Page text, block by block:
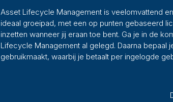
Asset Lifecycle Management is veelomvattend
ideaal groeipad, met een op punten gebaseerd
inzetten wanneer jij eraan toe bent. Ga je in de
Lifecycle Management al gelegd. Daarna
gebruikmaakt, waarbij je betaalt per ingelogde